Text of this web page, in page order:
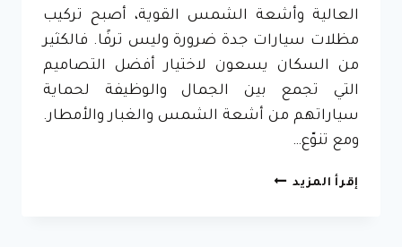
العالية وأشعة الشمس القوية، أصبح تركيب
مظلات سيارات جدة ضرورة وليس ترفًا. فالكثير
من السكان يسعون لاختيار أفضل التصاميم
التي تجمع بين الجمال والوظيفة لحماية
سياراتهم من أشعة الشمس والغبار والأمطار.
ومع تنوّع…
إقرأ المزيد تركيب